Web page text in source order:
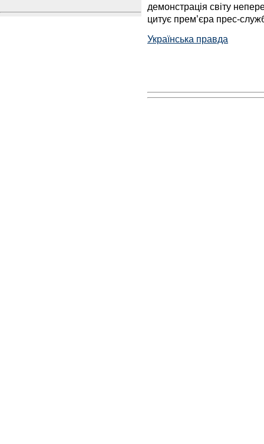
демонстрація світу
цитує прем’єра прес-
Українська правда